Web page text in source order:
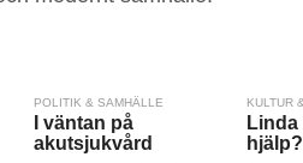
POLITIK & SAMHÄLLE
I väntan på
akutsjukvård
KULTUR